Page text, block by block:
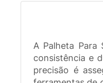
A Palheta
consistência e
precisão é